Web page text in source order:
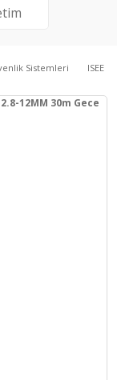
Sistemleri ISEE